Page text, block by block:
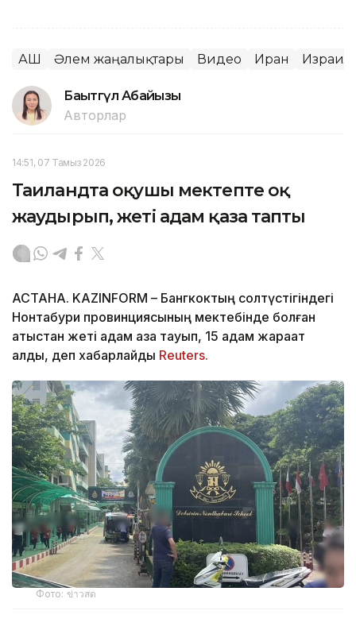
АҚШ Әлем жаңалықтары Видео Иран
Бақытгүл Абайқызы
Авторлар
14:51, 07 Тамыз 2026
Таиландта оқушы мектепте оқ
жаудырып, жеті адам қаза тапты
АСТАНА. KAZINFORM – Бангкоктың солтүстігіндегі
Нонтабури провинциясының мектебінде болған
атыстан жеті адам қаза тауып, 15 адам жарақат
алды, деп хабарлайды Reuters.
Фото: ข่าวสด